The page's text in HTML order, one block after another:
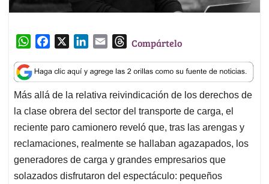
W
a
t
s
A
p
p
c
e
b
o
o
k
n
k
e
d
I
n
a
i
l
T
r
e
a
d
s
Compártelo
Más allá de la relativa reivindicación de los derechos de
la clase obrera del sector del transporte de carga, el
reciente paro camionero reveló que, tras las arengas y
reclamaciones, realmente se hallaban agazapados, los
generadores de carga y grandes empresarios que
solazados disfrutaron del espectáculo: pequeños